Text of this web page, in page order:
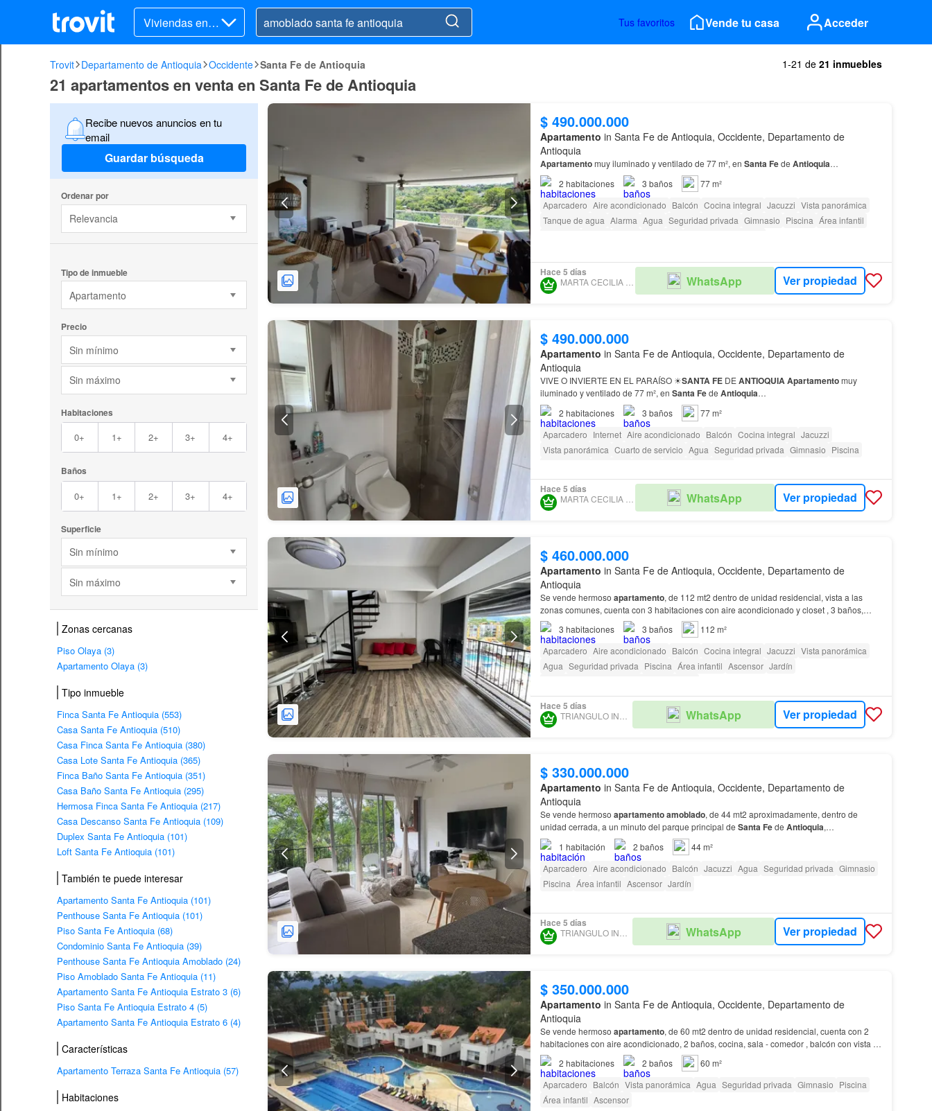
Viviendas en v
enta
Tus favoritos Vende tu casa Acceder
Trovit Departamento de Antioquia Occidente Santa Fe de Antioquia 1-21 de 21 inmuebles
21 apartamentos en venta en Santa Fe de Antioquia
Recibe nuevos anuncios en tu
email
Guardar búsqueda
Ordenar por
Relevancia
Tipo de inmueble
Apartamento
Precio
Sin mínimo
Sin máximo
Habitaciones
0+ 1+ 2+ 3+ 4+
Baños
0+ 1+ 2+ 3+ 4+
Superficie
Sin mínimo
Sin máximo
Zonas cercanas
Piso Olaya (3)
Apartamento Olaya (3)
Tipo inmueble
Finca Santa Fe Antioquia (553)
Casa Santa Fe Antioquia (510)
Casa Finca Santa Fe Antioquia (380)
Casa Lote Santa Fe Antioquia (365)
Finca Baño Santa Fe Antioquia (351)
Casa Baño Santa Fe Antioquia (295)
Hermosa Finca Santa Fe Antioquia (217)
Casa Descanso Santa Fe Antioquia (109)
Duplex Santa Fe Antioquia (101)
Loft Santa Fe Antioquia (101)
También te puede interesar
Apartamento Santa Fe Antioquia (101)
Penthouse Santa Fe Antioquia (101)
Piso Santa Fe Antioquia (68)
Condominio Santa Fe Antioquia (39)
Penthouse Santa Fe Antioquia Amoblado (24)
Piso Amoblado Santa Fe Antioquia (11)
Apartamento Santa Fe Antioquia Estrato 3 (6)
Piso Santa Fe Antioquia Estrato 4 (5)
Apartamento Santa Fe Antioquia Estrato 6 (4)
Características
Apartamento Terraza Santa Fe Antioquia (57)
Habitaciones
$ 490.000.000
Apartamento in Santa Fe de Antioquia, Occidente, Departamento de
Antioquia
Apartamentomuy iluminado y ventilado de 77 m², en Santa Fede Antioquia…
2 habitaciones 3 baños
77 m²
Aparcadero Aire acondicionado Balcón Cocina integral Jacuzzi Vista panorámica
Tanque de agua Alarma Agua Seguridad privada Gimnasio Piscina Área infantil
Hace 5 días
MARTA CECILIA JARAMILLO WhatsApp Ver propiedad
$ 490.000.000
Apartamento in Santa Fe de Antioquia, Occidente, Departamento de
Antioquia
VIVE O INVIERTE EN EL PARAÍSO ☀SANTA FEDE ANTIOQUIAApartamentomuy
iluminado y ventilado de 77 m², en Santa Fede Antioquia…
2 habitaciones 3 baños
77 m²
Aparcadero Internet Aire acondicionado Balcón Cocina integral Jacuzzi
Vista panorámica Cuarto de servicio Agua Seguridad privada Gimnasio Piscina
Acceso para personas con discapacidad
Hace 5 días
MARTA CECILIA JARAMILLO WhatsApp Ver propiedad
$ 460.000.000
Apartamento in Santa Fe de Antioquia, Occidente, Departamento de
Antioquia
Se vende hermoso apartamento, de 112 mt2 dentro de unidad residencial, vista a las
zonas comunes, cuenta con 3 habitaciones con aire acondicionado y closet , 3 baños,
cocina integral, sala - comedor, balcón amplio, zona de ro…
3 habitaciones 3 baños
112 m²
Aparcadero Aire acondicionado Balcón Cocina integral Jacuzzi Vista panorámica
Agua Seguridad privada Piscina Área infantil Ascensor Jardín
Hace 5 días
TRIANGULO INMOBILIARIO WhatsApp Ver propiedad
$ 330.000.000
Apartamento in Santa Fe de Antioquia, Occidente, Departamento de
Antioquia
Se vende hermoso apartamentoamoblado, de 44 mt2 aproximadamente, dentro de
unidad cerrada, a un minuto del parque principal de Santa Fede Antioquia,…
1 habitación 2 baños
44 m²
Aparcadero Aire acondicionado Balcón Jacuzzi Agua Seguridad privada Gimnasio
Piscina Área infantil Ascensor Jardín
Hace 5 días
TRIANGULO INMOBILIARIO WhatsApp Ver propiedad
$ 350.000.000
Apartamento in Santa Fe de Antioquia, Occidente, Departamento de
Antioquia
Se vende hermoso apartamento, de 60 mt2 dentro de unidad residencial, cuenta con 2
habitaciones con aire acondicionado, 2 baños, cocina, sala - comedor , balcón con vista a
las zonas comunes y montañas, zona de ropas, parquea…
2 habitaciones 2 baños
60 m²
Aparcadero Balcón Vista panorámica Agua Seguridad privada Gimnasio Piscina
Área infantil Ascensor